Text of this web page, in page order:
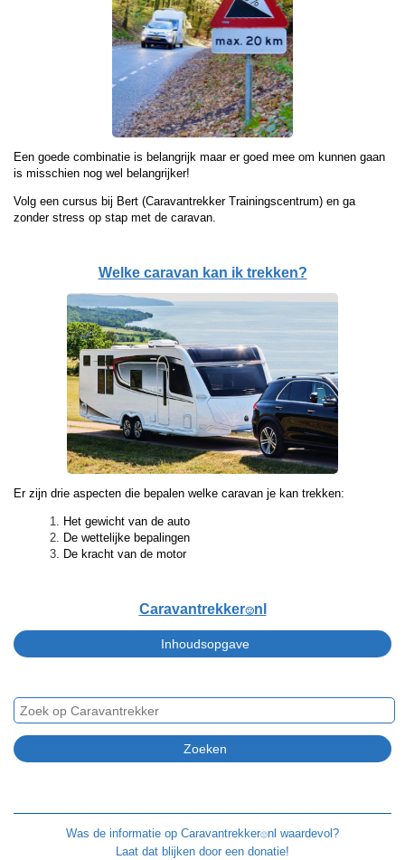
Een goede combinatie is belangrijk maar er goed mee om kunnen gaan
is misschien nog wel belangrijker!
Volg een cursus bij Bert (Caravantrekker Trainingscentrum) en ga
zonder stress op stap met de caravan.
Welke caravan kan ik trekken?
Er zijn drie aspecten die bepalen welke caravan je kan trekken:
Het gewicht van de auto
De wettelijke bepalingen
De kracht van de motor
Caravantrekker🙂nl
Was de informatie op Caravantrekker🙂nl waardevol?
Laat dat blijken door een donatie!